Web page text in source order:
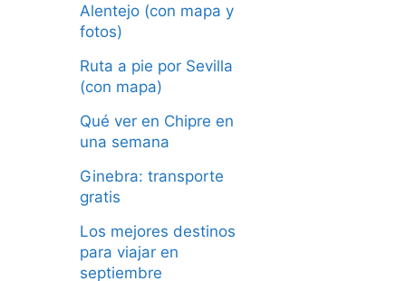
Alentejo (con mapa y
fotos)
Ruta a pie por Sevilla
(con mapa)
Qué ver en Chipre en
una semana
Ginebra: transporte
gratis
Los mejores destinos
para viajar en
septiembre